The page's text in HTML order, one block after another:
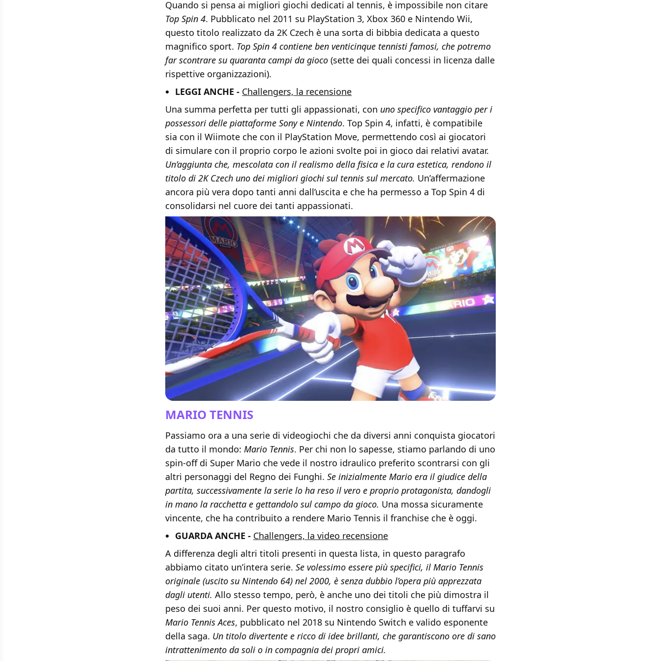
Quando si pensa ai migliori giochi dedicati al tennis, è impossibile non citare
Top Spin 4. Pubblicato nel 2011 su PlayStation 3, Xbox 360 e Nintendo Wii,
questo titolo realizzato da 2K Czech è una sorta di bibbia dedicata a questo
magnifico sport. Top Spin 4 contiene ben venticinque tennisti famosi, che potremo
far scontrare su quaranta campi da gioco (sette dei quali concessi in licenza dalle
rispettive organizzazioni).
LEGGI ANCHE - Challengers, la recensione
Una summa perfetta per tutti gli appassionati, con uno specifico vantaggio per i
possessori delle piattaforme Sony e Nintendo. Top Spin 4, infatti, è compatibile
sia con il Wiimote che con il PlayStation Move, permettendo così ai giocatori
di simulare con il proprio corpo le azioni svolte poi in gioco dai relativi avatar.
Un’aggiunta che, mescolata con il realismo della fisica e la cura estetica, rendono il
titolo di 2K Czech uno dei migliori giochi sul tennis sul mercato. Un’affermazione
ancora più vera dopo tanti anni dall’uscita e che ha permesso a Top Spin 4 di
consolidarsi nel cuore dei tanti appassionati.
MARIO TENNIS
Passiamo ora a una serie di videogiochi che da diversi anni conquista giocatori
da tutto il mondo: Mario Tennis. Per chi non lo sapesse, stiamo parlando di uno
spin-off di Super Mario che vede il nostro idraulico preferito scontrarsi con gli
altri personaggi del Regno dei Funghi. Se inizialmente Mario era il giudice della
partita, successivamente la serie lo ha reso il vero e proprio protagonista, dandogli
in mano la racchetta e gettandolo sul campo da gioco. Una mossa sicuramente
vincente, che ha contribuito a rendere Mario Tennis il franchise che è oggi.
GUARDA ANCHE - Challengers, la video recensione
A differenza degli altri titoli presenti in questa lista, in questo paragrafo
abbiamo citato un’intera serie. Se volessimo essere più specifici, il Mario Tennis
originale (uscito su Nintendo 64) nel 2000, è senza dubbio l’opera più apprezzata
dagli utenti. Allo stesso tempo, però, è anche uno dei titoli che più dimostra il
peso dei suoi anni. Per questo motivo, il nostro consiglio è quello di tuffarvi su
Mario Tennis Aces, pubblicato nel 2018 su Nintendo Switch e valido esponente
della saga. Un titolo divertente e ricco di idee brillanti, che garantiscono ore di sano
intrattenimento da soli o in compagnia dei propri amici.